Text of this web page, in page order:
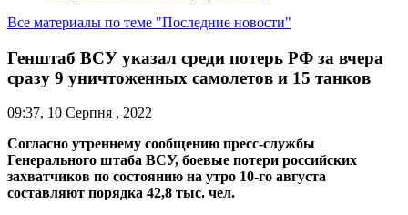
Все материалы по теме "Последние новости"
Генштаб ВСУ указал среди потерь РФ за вчера
сразу 9 уничтоженных самолетов и 15 танков
09:37, 10 Серпня , 2022
Согласно утреннему сообщению пресс-службы
Генерального штаба ВСУ, боевые потери российских
захватчиков по состоянию на утро 10-го августа
составляют порядка 42,8 тыс. чел.